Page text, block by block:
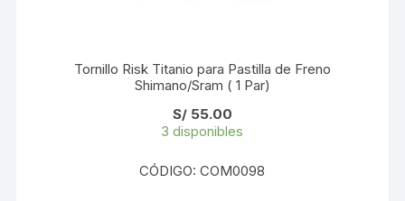
Tornillo Risk Titanio para Pastilla de Freno
Shimano/Sram ( 1 Par)
S/55.00
3 disponibles
CÓDIGO: COM0098